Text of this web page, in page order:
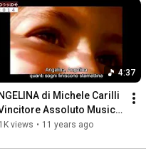
4:37
di Michele Carilli
Assoluto Musica
Premio Mondiale di
views • 11 years ago